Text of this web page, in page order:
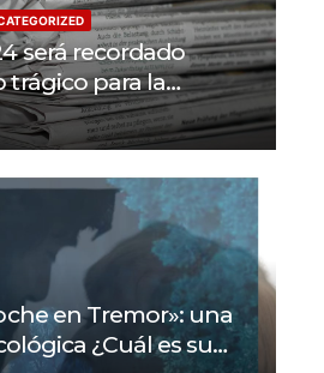
será recordado
trágico para la
Un tercio de los
por Israel
en Tremor»: una
¿Cuál es su